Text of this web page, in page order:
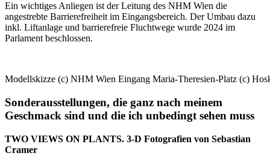
Ein wichtiges Anliegen ist der Leitung des NHM Wien die
angestrebte Barrierefreiheit im Eingangsbereich. Der Umbau dazu
inkl. Liftanlage und barrierefreie Fluchtwege wurde 2024 im
Parlament beschlossen.
Modellskizze (c) NHM Wien Eingang Maria-Theresien-Platz (c)
Sonderausstellungen, die ganz nach meinem
Geschmack sind und die ich unbedingt sehen muss
TWO VIEWS ON PLANTS. 3-D Fotografien von Sebastian
Cramer